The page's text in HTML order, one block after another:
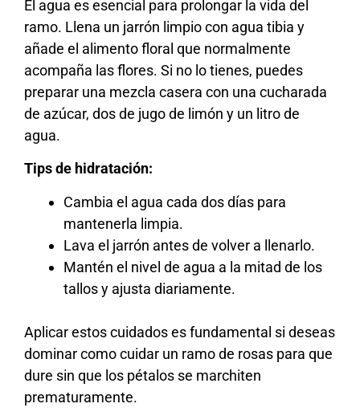
El agua es esencial para prolongar la vida del
ramo. Llena un jarrón limpio con agua tibia y
añade el alimento floral que normalmente
acompaña las flores. Si no lo tienes, puedes
preparar una mezcla casera con una cucharada
de azúcar, dos de jugo de limón y un litro de
agua.
Tips de hidratación:
Cambia el agua cada dos días para
mantenerla limpia.
Lava el jarrón antes de volver a llenarlo.
Mantén el nivel de agua a la mitad de los
tallos y ajusta diariamente.
Aplicar estos cuidados es fundamental si deseas
dominar como cuidar un ramo de rosas para que
dure sin que los pétalos se marchiten
prematuramente.